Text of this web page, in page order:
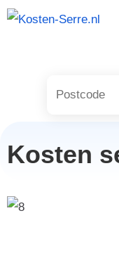
Skip
Kosten